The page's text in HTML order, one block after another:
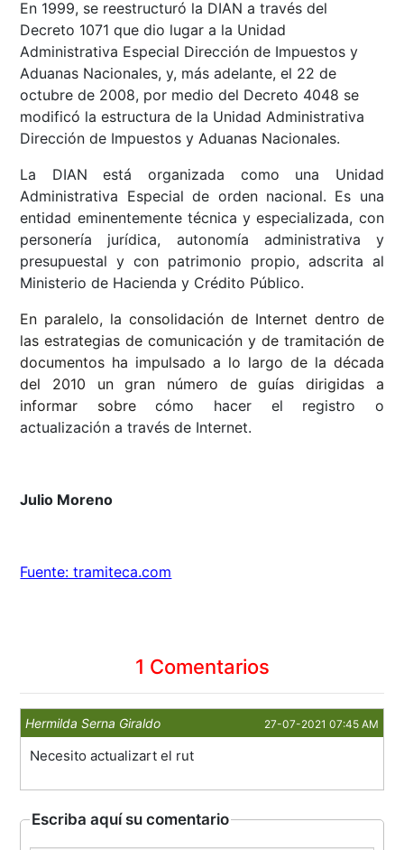
En 1999, se reestructuró la DIAN a través del
Decreto 1071 que dio lugar a la Unidad
Administrativa Especial Dirección de Impuestos y
Aduanas Nacionales, y, más adelante, el 22 de
octubre de 2008, por medio del Decreto 4048 se
modificó la estructura de la Unidad Administrativa
Dirección de Impuestos y Aduanas Nacionales.
La DIAN está organizada como una Unidad
Administrativa Especial de orden nacional. Es una
entidad eminentemente técnica y especializada, con
personería jurídica, autonomía administrativa y
presupuestal y con patrimonio propio, adscrita al
Ministerio de Hacienda y Crédito Público.
En paralelo, la consolidación de Internet dentro de
las estrategias de comunicación y de tramitación de
documentos ha impulsado a lo largo de la década
del 2010 un gran número de guías dirigidas a
informar sobrecómo hacer el registro o
actualización a través de Internet.
Julio Moreno
Fuente: tramiteca.com
1 Comentarios
Hermilda Serna Giraldo 27-07-2021 07:45 AM
Necesito actualizart el rut
Escriba aquí su comentario